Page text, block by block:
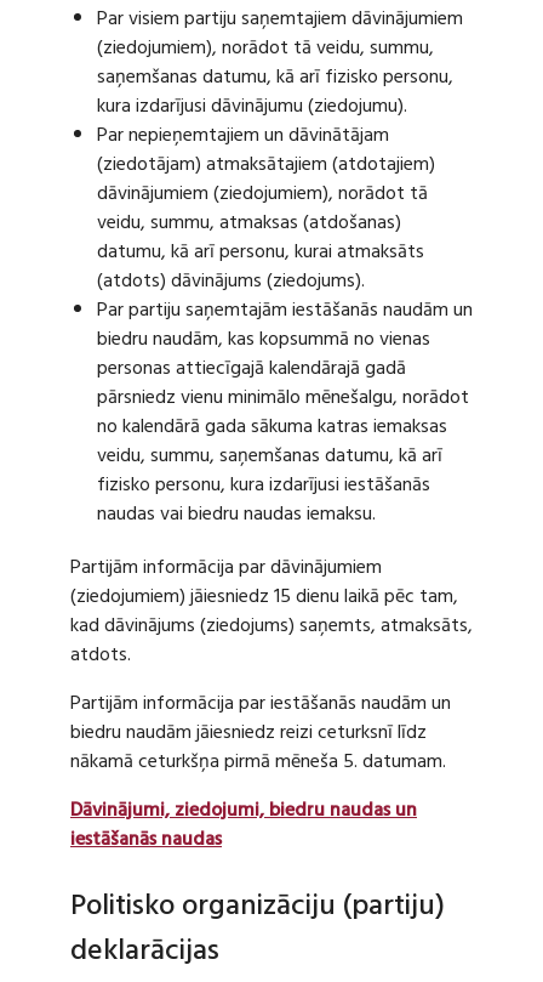
Par visiem partiju saņemtajiem dāvinājumiem
(ziedojumiem), norādot tā veidu, summu,
saņemšanas datumu, kā arī fizisko personu,
kura izdarījusi dāvinājumu (ziedojumu).
Par nepieņemtajiem un dāvinātājam
(ziedotājam) atmaksātajiem (atdotajiem)
dāvinājumiem (ziedojumiem), norādot tā
veidu, summu, atmaksas (atdošanas)
datumu, kā arī personu, kurai atmaksāts
(atdots) dāvinājums (ziedojums).
Par partiju saņemtajām iestāšanās naudām un
biedru naudām, kas kopsummā no vienas
personas attiecīgajā kalendārajā gadā
pārsniedz vienu minimālo mēnešalgu, norādot
no kalendārā gada sākuma katras iemaksas
veidu, summu, saņemšanas datumu, kā arī
fizisko personu, kura izdarījusi iestāšanās
naudas vai biedru naudas iemaksu.
Partijām informācija par dāvinājumiem
(ziedojumiem) jāiesniedz 15 dienu laikā pēc tam,
kad dāvinājums (ziedojums) saņemts, atmaksāts,
atdots.
Partijām informācija par iestāšanās naudām un
biedru naudām jāiesniedz reizi ceturksnī līdz
nākamā ceturkšņa pirmā mēneša 5. datumam.
Dāvinājumi, ziedojumi, biedru naudas un
iestāšanās naudas
Politisko organizāciju (partiju)
deklarācijas